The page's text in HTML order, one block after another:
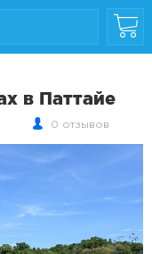
в Паттайе
0 отзывов